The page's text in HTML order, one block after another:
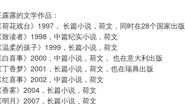
露的文学作品：
荷花戏台》1997， 长篇小说，荷文，同时在28个国家出版
致读者》1998，中篇纪实小说，荷文
温柔的孩子》1999，长篇小说，荷文
白喜事》2000，中篇小说，荷文， 也在意大利出版
丁香梦》2001，长篇小说，荷文，也在瑞典出版
红喜事》2002，中篇小说，荷文
香雾》2004，长篇小说，荷文
明月》2007，长篇小说，荷文